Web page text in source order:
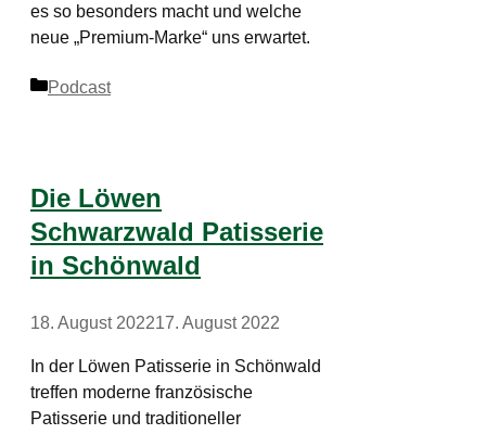
es so besonders macht und welche
neue „Premium-Marke“ uns erwartet.
Kategorien
Podcast
Die Löwen
Schwarzwald Patisserie
in Schönwald
18. August 202217. August 2022
In der Löwen Patisserie in Schönwald
treffen moderne französische
Patisserie und traditioneller